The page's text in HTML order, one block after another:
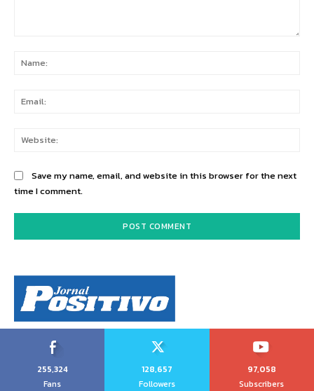
Save my name, email, and website in this browser for the next
time I comment.
255,324
Fans
128,657
Followers
97,058
Subscribers